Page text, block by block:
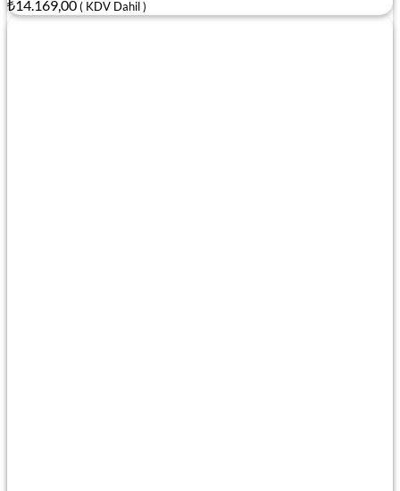
₺14.169,00( KDV Dahil )